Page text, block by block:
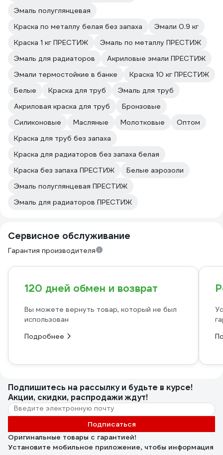
Эмаль полуглянцевая
Краска по металлу белая без запаха
Эмали 0.9 кг
Краска 1 кг ПРЕСТИЖ
Эмаль по металлу ПРЕСТИЖ
Эмаль для радиаторов
Акриловые эмали ПРЕСТИЖ
Эмали термостойкие в банке
Краска 10 кг ПРЕСТИЖ
Белые
Краска для труб
Эмаль для труб
Акриловая краска для труб
Бронзовые
Силиконовые
Масляные Молотковые
Оптом
Краска для труб без запаха
Краска для радиаторов без запаха белая
Краска без запаха ПРЕСТИЖ
Белые аэрозоли
Эмаль полуглянцевая ПРЕСТИЖ
Эмаль для радиаторов ПРЕСТИЖ
Сервисное обслуживание
Гарантия производителя
120 дней обмен и возврат
Вы можете вернуть товар, который не был
использован
Подробнее
Подпишитесь на рассылкуи будьте в курсе!
Акции, скидки, распродажи ждут!
Подписаться
Оригинальные товары с гарантией!
Установите мобильное приложение, чтобы информация